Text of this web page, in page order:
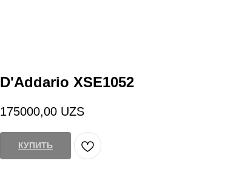
D'Addario XSE1052
175000,00 UZS
КУПИТЬ